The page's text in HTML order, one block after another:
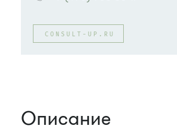
Автобусы № 2, 6, 7, 10, 19.
Маршрутка № 419м, 476м,
CONSULT-UP.RU
Описание